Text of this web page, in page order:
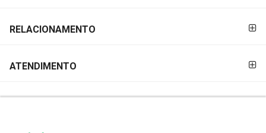
CLIENTE
RELACIONAMENTO
ATENDIMENTO